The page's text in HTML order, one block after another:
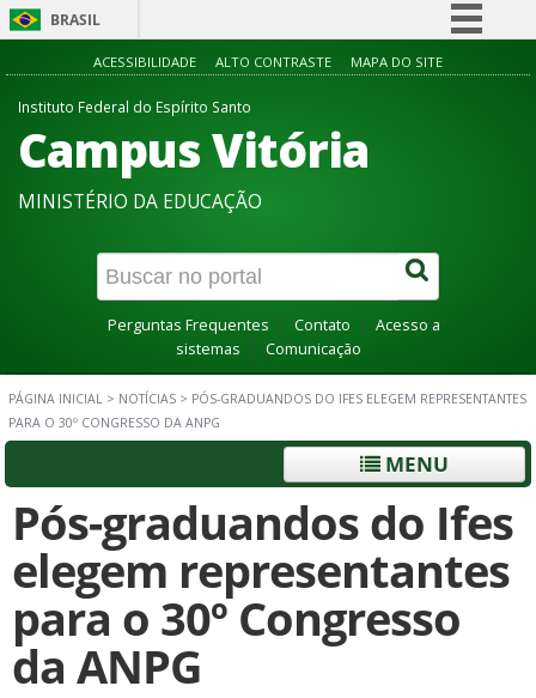
BRASIL
Simplifique!
Acesso à informação
Canais
ACESSIBILIDADE ALTO CONTRASTE MAPA DO SITE
Instituto Federal do Espírito Santo
Campus Vitória
MINISTÉRIO DA EDUCAÇÃO
Perguntas Frequentes Contato
Acesso a
sistemas
Comunicação
PÁGINA INICIAL > NOTÍCIAS > PÓS-GRADUANDOS DO IFES ELEGEM REPRESENTANTES
PARA O 30º CONGRESSO DA ANPG
MENU
Pós-graduandos do Ifes
elegem representantes
para o 30º Congresso
da ANPG